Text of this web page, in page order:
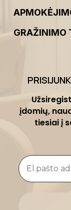
GRAŽINIMO
įdomių,
tiesiai į